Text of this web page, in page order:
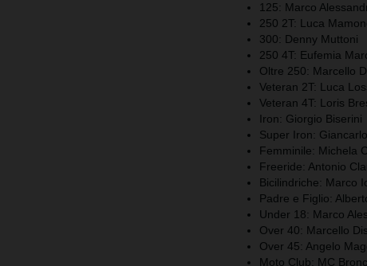
125: Marco
250 2T: Luca
300: Denny Muttoni
250 4T: Eufemia
Oltre 250: Marcello
Veteran 2T: Luca
Veteran 4T: Loris
Iron: Giorgio Biserini
Super Iron:
Femminile: Michela
Freeride: Antonio
Bicilindriche: Marco
Padre e Figlio:
Under 18: Marco
Over 40: Marcello
Over 45: Angelo
Moto Club: MC